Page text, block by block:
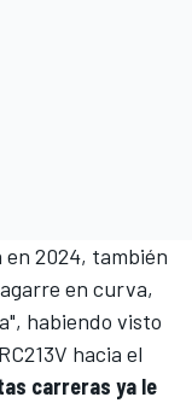
en 2024, también
en curva,
habiendo visto
hacia el
carreras ya le